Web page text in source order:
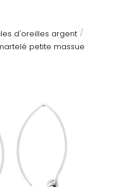
d'oreilles argent
petite massue